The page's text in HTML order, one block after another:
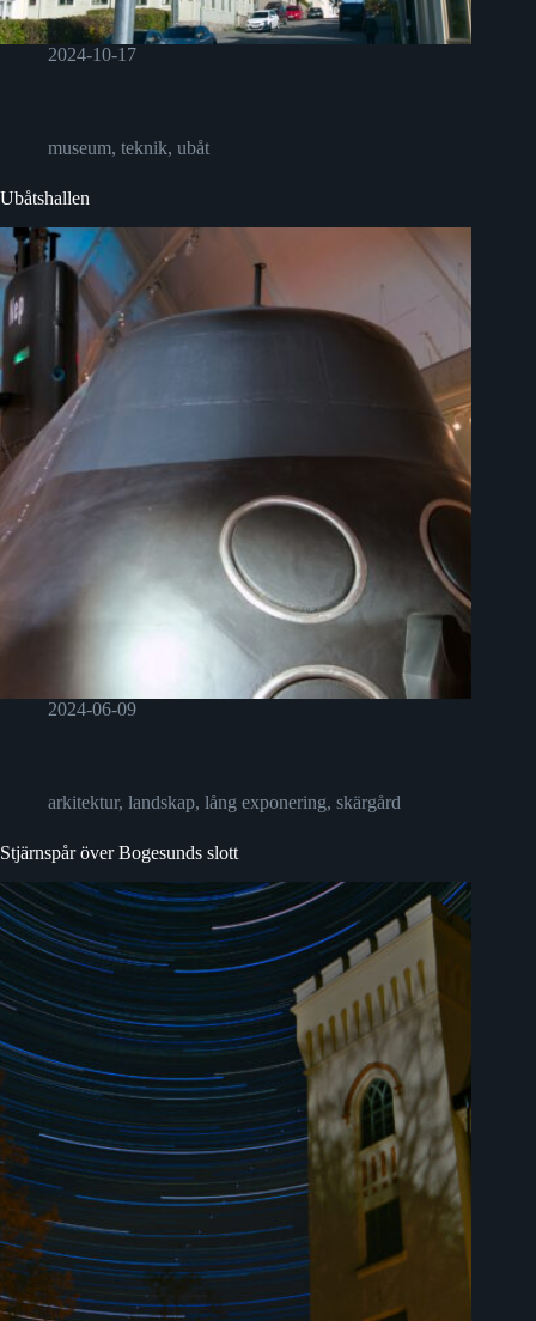
2024-10-17
museum, teknik, ubåt
Ubåtshallen
2024-06-09
arkitektur, landskap, lång exponering, skärgård
Stjärnspår över Bogesunds slott